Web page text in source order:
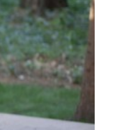
01:44
01:27
01:34
02:00